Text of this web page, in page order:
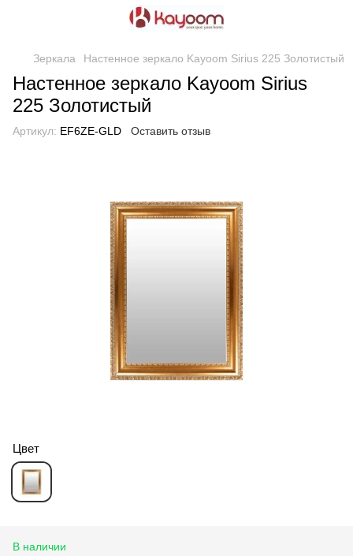
Зеркала Настенное зеркало Kayoom Sirius 225 Золотистый
Настенное зеркало Kayoom Sirius
225 Золотистый
Артикул: EF6ZE-GLD Оставить отзыв
Цвет
В наличии